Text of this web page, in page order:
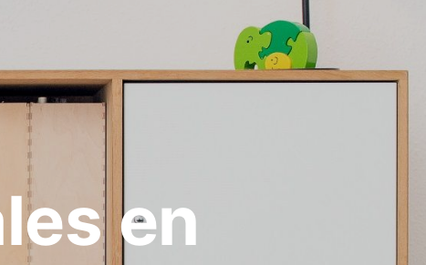
en